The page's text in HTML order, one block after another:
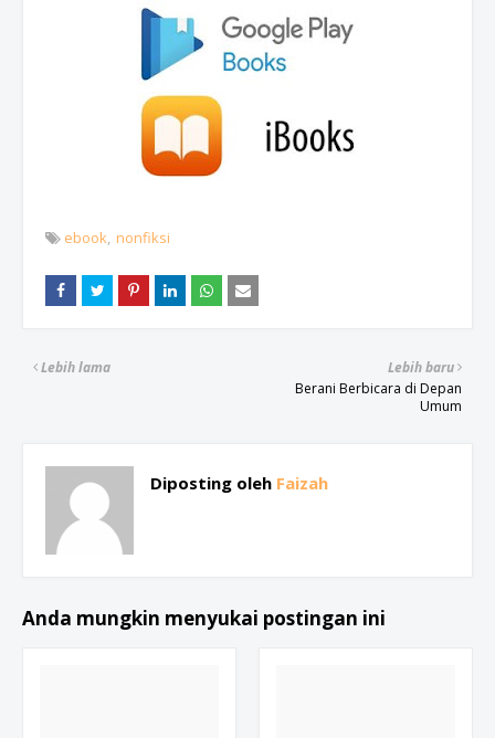
ebook nonfiksi
Lebih baru
Berani Berbicara di Depan
Umum
Lebih lama
Diposting oleh Faizah
Anda mungkin menyukai postingan ini